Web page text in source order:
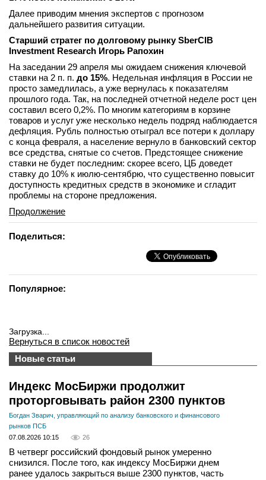
Далее приводим мнения экспертов с прогнозом
дальнейшего развития ситуации.
Старший стратег по долговому рынку SberCIB
Investment Research Игорь Рапохин
На заседании 29 апреля мы ожидаем снижения ключевой
ставки на 2 п. п. до 15%. Недельная инфляция в России не
просто замедлилась, а уже вернулась к показателям
прошлого года. Так, на последней отчетной неделе рост цен
составил всего 0,2%. По многим категориям в корзине
товаров и услуг уже несколько недель подряд наблюдается
дефляция. Рубль полностью отыграл все потери к доллару
с конца февраля, а население вернуло в банковский сектор
все средства, снятые со счетов. Предстоящее снижение
ставки не будет последним: скорее всего, ЦБ доведет
ставку до 10% к июлю-сентябрю, что существенно повысит
доступность кредитных средств в экономике и сгладит
проблемы на стороне предложения.
Продолжение
Поделиться:
Популярное:
Загрузка...
Вернуться в список новостей
Новые статьи
Индекс МосБиржи продолжит
проторговывать район 2300 пунктов
Богдан Зварич, управляющий по анализу банковского и финансового
рынков ПСБ
07.08.2026 10:15
26
В четверг российский фондовый рынок умеренно
снизился. После того, как индексу МосБиржи днем
ранее удалось закрыться выше 2300 пунктов, часть